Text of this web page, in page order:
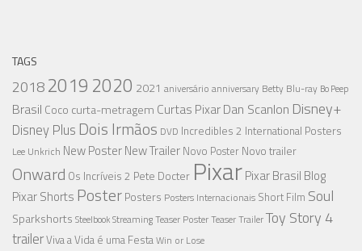
TAGS
20182019 2020 2021 aniversário anniversary Betty Blu-ray Bo Peep
Brasil Coco curta-metragem Curtas PixarDan Scanlon Disney+
Disney Plus Dois Irmãos DVD Incredibles 2 International Posters
Lee Unkrich New PosterNew Trailer Novo Poster Novo trailer
Onward Os Incríveis 2 Pete Docter PixarPixar Brasil Blog
Pixar Shorts Poster Posters Posters Internacionais Short Film Soul
Sparkshorts SteelbookStreamingTeaser PosterTeaser TrailerToy Story 4
trailerViva a Vida é uma FestaWin or Lose